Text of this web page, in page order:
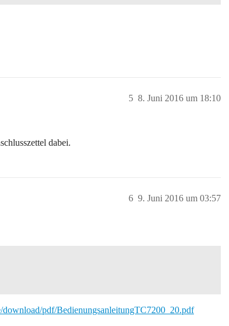
8. Juni 2016 um 18:10
5
dabei.
9. Juni 2016 um 03:57
6
pdf/BedienungsanleitungTC7200_20.pdf